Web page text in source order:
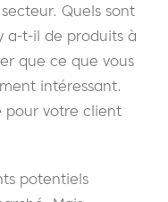
Quels sont
a-t-il de produits à
que ce que vous
intéressant.
pour votre client
potentiels